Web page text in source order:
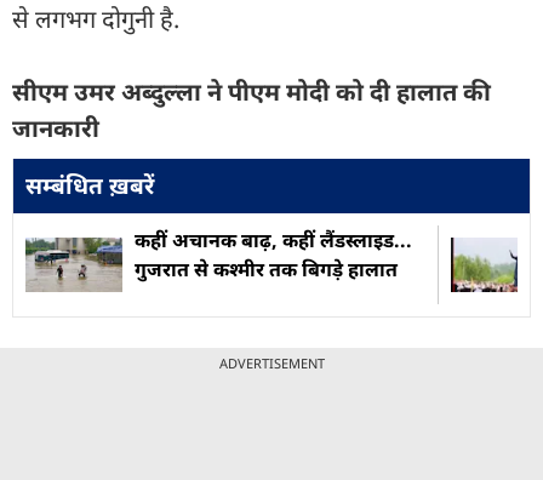
से लगभग दोगुनी है.
सीएम उमर अब्दुल्ला ने पीएम मोदी को दी हालात की
जानकारी
सम्बंधित ख़बरें
कहीं अचानक बाढ़, कहीं लैंडस्लाइड...
गुजरात से कश्मीर तक बिगड़े हालात
ADVERTISEMENT